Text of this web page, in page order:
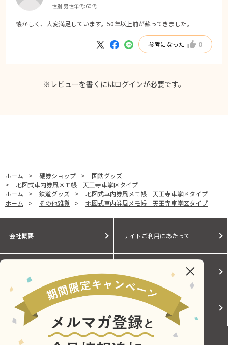
性別:男性年代:60代
懐かしく、大変満足しています。50年以上前が蘇ってきました。
参考になった 0
※レビューを書くにはログインが必要です。
ホーム > 硬券ショップ >
国鉄グッズ
>
地図式車内券風メモ帳 天王寺車掌区タイプ
ホーム
> 鉄道グッズ >
地図式車内券風メモ帳 天王寺車掌区タイプ
ホーム
> その他雑貨 > 地図式車内券風メモ帳 天王寺車掌区タイプ
会社概要 サイトご利用にあたって
Cookieポリシー ご利用規約